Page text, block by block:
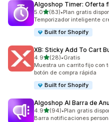
Algoshop Timer: Oferta
5.0de 5 estrellas
(83)
83 reseñas en total
•Plan gratis
Temporizador inteligente
Built for Shopify
XB: Sticky Add To Cart
4.9de 5 estrellas
(28)
28 reseñas en total
•Gratis
Muestra un carrito fijo con
botón de compra rápida
Built for Shopify
Algoshop AI Barra de
4.9de 5 estrellas
(94)
94 reseñas en total
•Plan gratis
Barra notificaciones